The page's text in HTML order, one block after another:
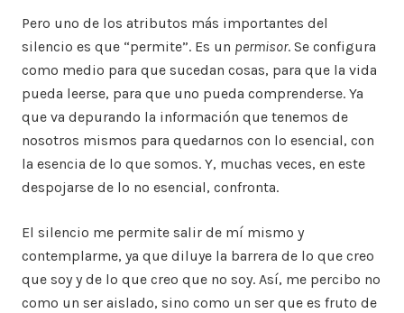
Pero uno de los atributos más importantes del
silencio es que “permite”. Es un permisor. Se configura
como medio para que sucedan cosas, para que la vida
pueda leerse, para que uno pueda comprenderse. Ya
que va depurando la información que tenemos de
nosotros mismos para quedarnos con lo esencial, con
la esencia de lo que somos. Y, muchas veces, en este
despojarse de lo no esencial, confronta.
El silencio me permite salir de mí mismo y
contemplarme, ya que diluye la barrera de lo que creo
que soy y de lo que creo que no soy. Así, me percibo no
como un ser aislado, sino como un ser que es fruto de